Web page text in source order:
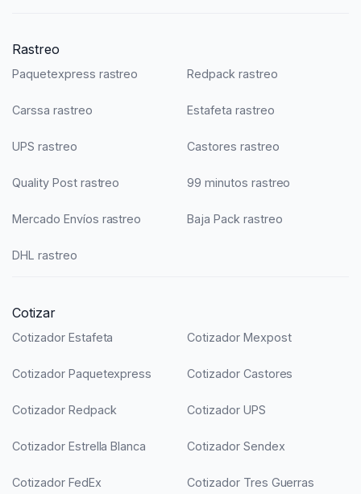
Rastreo
Paquetexpress rastreo Redpack rastreo
Carssa rastreo Estafeta rastreo
UPS rastreo Castores rastreo
Quality Post rastreo 99 minutos rastreo
Mercado Envíos rastreo Baja Pack rastreo
DHL rastreo
Cotizar
Cotizador Estafeta Cotizador Mexpost
Cotizador Paquetexpress Cotizador Castores
Cotizador Redpack Cotizador UPS
Cotizador Estrella Blanca Cotizador Sendex
Cotizador FedEx Cotizador Tres Guerras